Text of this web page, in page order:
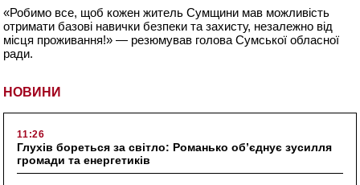
НОВИНИ
11:26
Глухів бореться за світло: Романько об’єднує зусилля
громади та енергетиків
«Робимо все, щоб кожен житель Сумщини мав можливість
отримати базові навички безпеки та захисту, незалежно від
місця проживання!» — резюмував голова Сумської обласної
ради.